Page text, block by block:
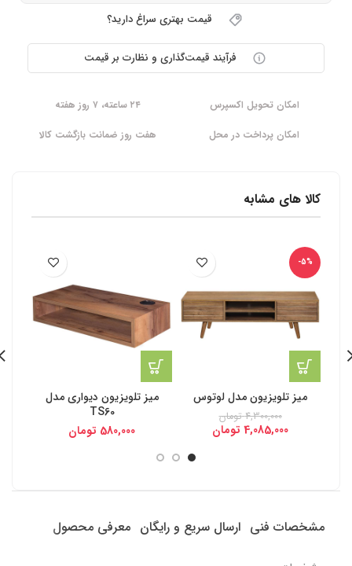
قیمت بهتری سراغ دارید؟
فرآیند قیمت‌گذاری و نظارت بر قیمت
امکان تحویل اکسپرس
۲۴ ساعته، ۷ روز هفته
امکان پرداخت در محل
هفت روز ضمانت بازگشت کالا
کالا های مشابه
-5%
میز تلویزیون مدل لوتوس
4,300,000 تومان
4,085,000 تومان
میز تلویزیون دیواری مدل
TS60
580,000 تومان
مشخصات فنی ارسال سریع و رایگان معرفی محصول